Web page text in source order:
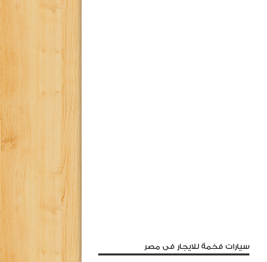
سيارات فخمة للايجار فى مصر